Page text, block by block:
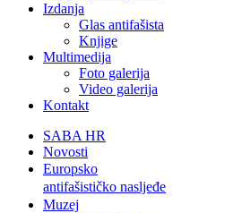
Izdanja
Glas antifašista
Knjige
Multimedija
Foto galerija
Video galerija
Kontakt
SABA HR
Novosti
Europsko
antifašističko nasljeđe
Muzej